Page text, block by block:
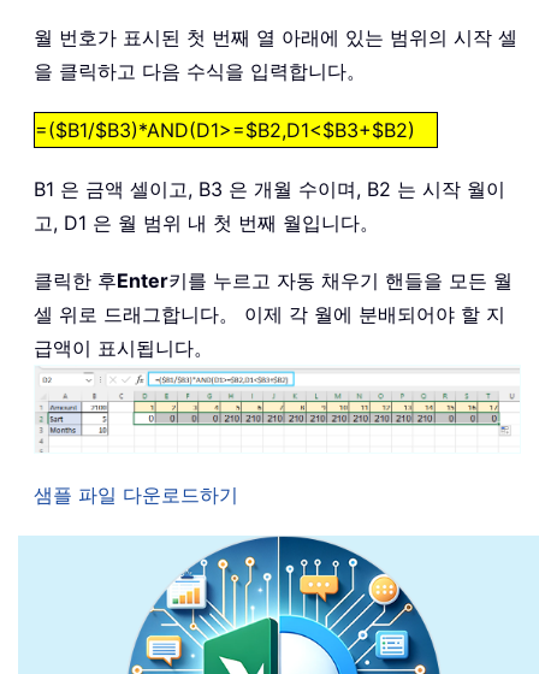
월 번호가 표시된 첫 번째 열 아래에 있는 범위의 시작 셀
을 클릭하고 다음 수식을 입력합니다。
=($B1/$B3)*AND(D1>=$B2,D1<$B3+$B2)
B1 은 금액 셀이고, B3 은 개월 수이며, B2 는 시작 월이
고, D1 은 월 범위 내 첫 번째 월입니다。
클릭한 후Enter키를 누르고 자동 채우기 핸들을 모든 월
셀 위로 드래그합니다。 이제 각 월에 분배되어야 할 지
급액이 표시됩니다。
샘플 파일 다운로드하기